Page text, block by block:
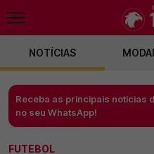
NOTÍCIAS
Receba as principais notícias
no seu WhatsApp!
FUTEBOL